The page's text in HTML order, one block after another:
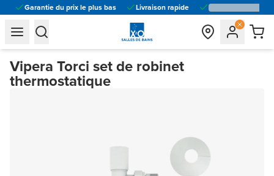
Garantie du prix le plus bas Livraison rapide
general.navigation.toggle_menu.label
general.navigation.toggle_menu.label
Vipera Torci set de robinet
thermostatique